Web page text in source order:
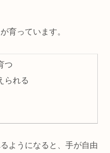
育っています。
つ
られる
ようになると、手が自由